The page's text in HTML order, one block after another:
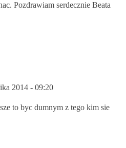
Pozdrawiam serdecznie Beata
2014 - 09:20
to byc dumnym z tego kim sie